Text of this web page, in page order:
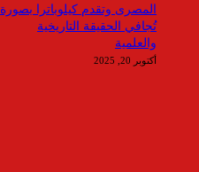
المصرى وتقدم كيلوباترا بصورة
تُجافي الحقيقة التاريخية
والعلمية
أكتوبر 20, 2025